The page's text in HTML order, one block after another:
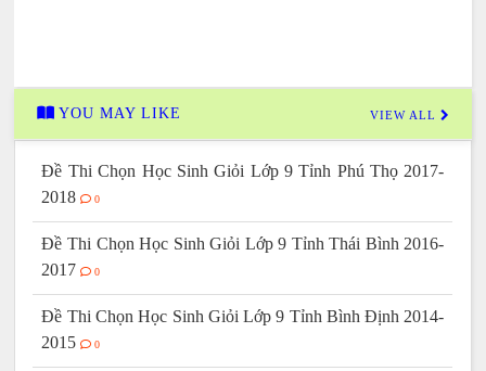
YOU MAY LIKE VIEW ALL
Đề Thi Chọn Học Sinh Giỏi Lớp 9 Tỉnh Phú Thọ 2017-
2018
0
Đề Thi Chọn Học Sinh Giỏi Lớp 9 Tỉnh Thái Bình 2016-
2017
0
Đề Thi Chọn Học Sinh Giỏi Lớp 9 Tỉnh Bình Định 2014-
2015
0